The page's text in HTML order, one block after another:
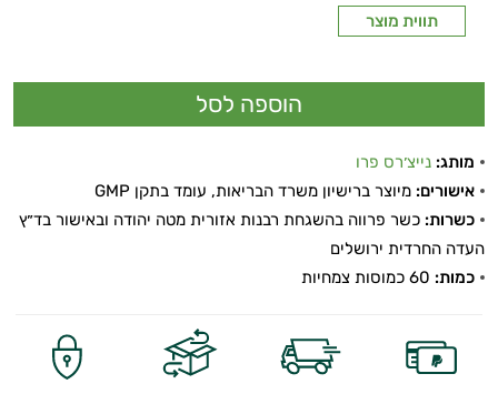
תווית מוצר
מותג: נייצ׳רס פרו
אישורים: מיוצר ברישיון משרד הבריאות, עומד בתקן GMP
כשרות: כשר פרווה בהשגחת רבנות אזורית מטה יהודה ובאישור בד״ץ
העדה החרדית ירושלים
כמות: